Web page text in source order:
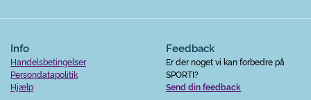
Info
Handelsbetingelser
Persondatapolitik
Hjælp
Feedback
Er der noget vi kan forbedre på
SPORTI?
Send din feedback